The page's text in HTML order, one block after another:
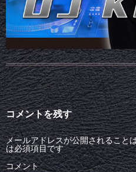
コメントを残す
メールアドレスが公開されること
は必須項目です
コメント